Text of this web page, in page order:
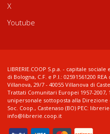
X
Youtube
LIBRERIE.COOP S.p.a. - capitale
di Bologna, C.F. e P.I.: 02591561200
Villanova, 29/7 - 40055 Villanova di
Trattati Comunitari Europei 1957-2007,
unipersonale sottoposta alla
Soc. Coop., Castenaso (BO) PEC:
info@librerie.coop.it